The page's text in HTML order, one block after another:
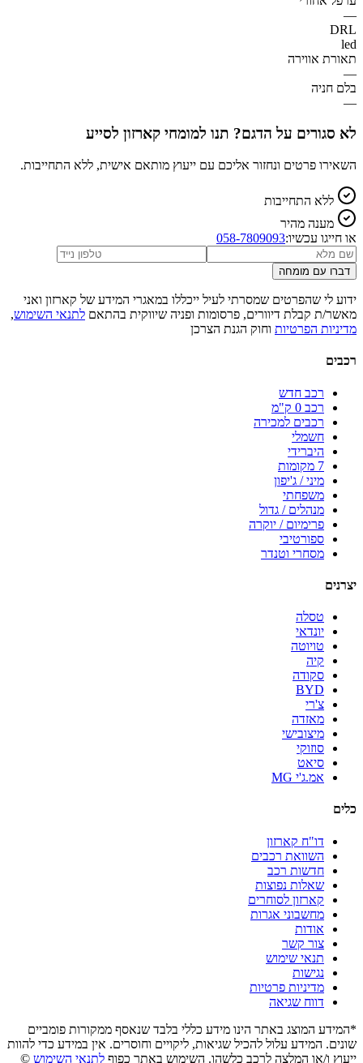
—
DRL
led
תאורת אווירה
—
בלם חניה
—
לא סגורים על הדגם? תנו למומחי קארזון לסייע
השאירו פרטים ונחזור אליכם עם ייעוץ מותאם אישית, ללא התחייבות.
ללא התחייבות
מענה מהיר
או חייגו עכשיו:058-7809093
דברו עם מומחה
ידוע לי שהפרטים שמסרתי לעיל ייכללו במאגרי המידע של קארזון ואני
מאשר/ת קבלת דיוורים, פרסומות ופניה שיווקית בהתאם לתנאי השימוש,
מדיניות הפרטיות וחוק הגנת הצרכן
רכבים
רכב חדש
רכב 0 ק"מ
רכבים למכירה
חשמלי
היברידי
7 מקומות
מיני / ג'יפון
משפחתי
מנהלים / גדול
פרימיום / יוקרה
ספורטיבי
מסחרי וטנדר
יצרנים
טסלה
יונדאי
טויוטה
קיה
סקודה
BYD
צ'רי
מאזדה
מיצובישי
סוזוקי
סיאט
אמ.ג'י MG
כלים
דו"ח קארזון
השוואת רכבים
חדשות רכב
שאלות נפוצות
קארזון לסוחרים
מחשבוני אגרות
אודות
צור קשר
תנאי שימוש
נגישות
מדיניות פרטיות
דווח שגיאה
*המידע המוצג באתר הינו מידע כללי בלבד שנאסף ממקורות פומביים
שונים. המידע עלול להכיל שגיאות, ליקויים וחוסרים. אין במידע כדי להוות
ייעוץ ו/או המלצה לרכב כלשהו. השימוש באתר כפוף לתנאי השימוש ©